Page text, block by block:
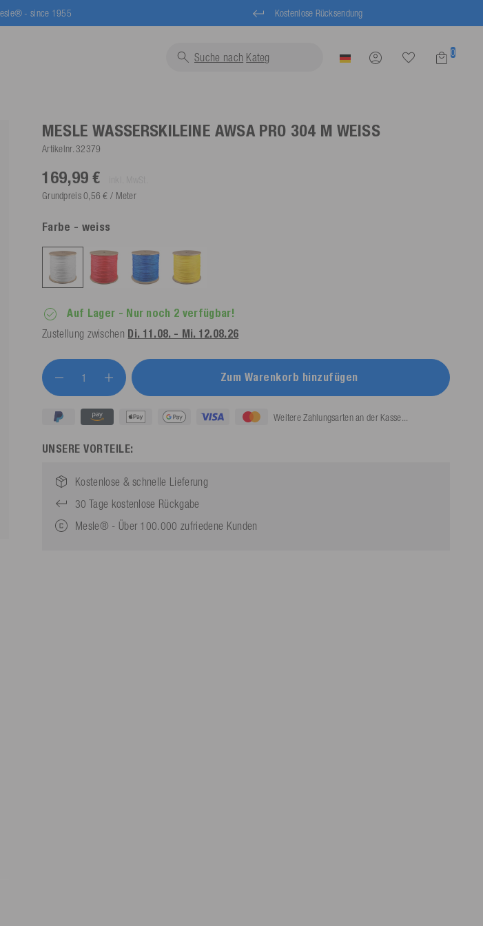
- since 1955 Kostenlose Rücksendung
Suche nach Schwimmwes 0
MESLE WASSERSKILEINE AWSA PRO 304 M WEISS
Artikelnr. 32379
169,99 €
Grundpreis 0,56 € / Meter
Farbe - weiss
Auf Lager - Nur noch 2 verfügbar!
Zustellung zwischen Di. 11.08. - Mi. 12.08.26
Zum Warenkorb hinzufügen
Weitere Zahlungsarten an der Kasse...
UNSERE VORTEILE:
Kostenlose & schnelle Lieferung
30 Tage kostenlose Rückgabe
Mesle® - Über 100.000 zufriedene Kunden